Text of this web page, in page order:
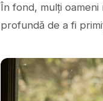
În fond, mulți
profundă de a fi